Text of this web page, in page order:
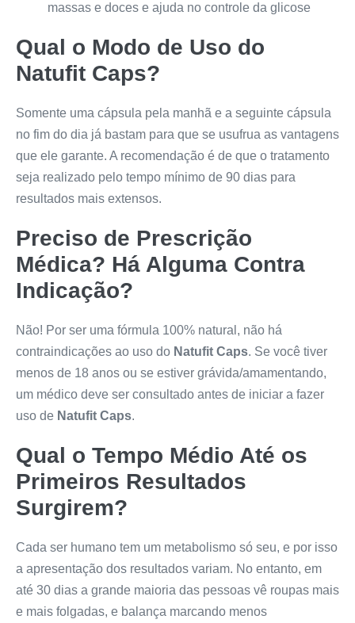
massas e doces e ajuda no controle da glicose
Qual o Modo de Uso do
Natufit Caps?
Somente uma cápsula pela manhã e a seguinte cápsula
no fim do dia já bastam para que se usufrua as vantagens
que ele garante. A recomendação é de que o tratamento
seja realizado pelo tempo mínimo de 90 dias para
resultados mais extensos.
Preciso de Prescrição
Médica? Há Alguma Contra
Indicação?
Não! Por ser uma fórmula 100% natural, não há
contraindicações ao uso do Natufit Caps. Se você tiver
menos de 18 anos ou se estiver grávida/amamentando,
um médico deve ser consultado antes de iniciar a fazer
uso de Natufit Caps.
Qual o Tempo Médio Até os
Primeiros Resultados
Surgirem?
Cada ser humano tem um metabolismo só seu, e por isso
a apresentação dos resultados variam. No entanto, em
até 30 dias a grande maioria das pessoas vê roupas mais
e mais folgadas, e balança marcando menos